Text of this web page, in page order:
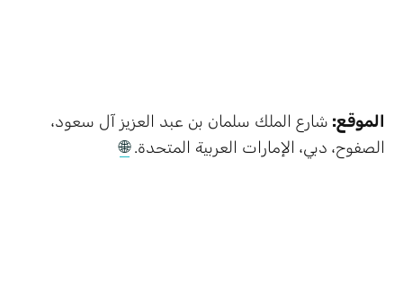
الموقع: شارع الملك سلمان بن عبد العزيز آل سعود،
الصفوح، دبي، الإمارات العربية المتحدة.🌐